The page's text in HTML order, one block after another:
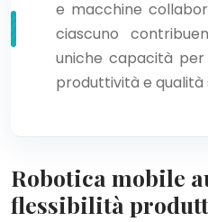
e macchine
ciascuno
uniche capacità
produttività e qualità
Robotica mobile
flessibilità